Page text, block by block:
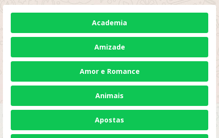
Academia
Amizade
Amor e Romance
Animais
Apostas